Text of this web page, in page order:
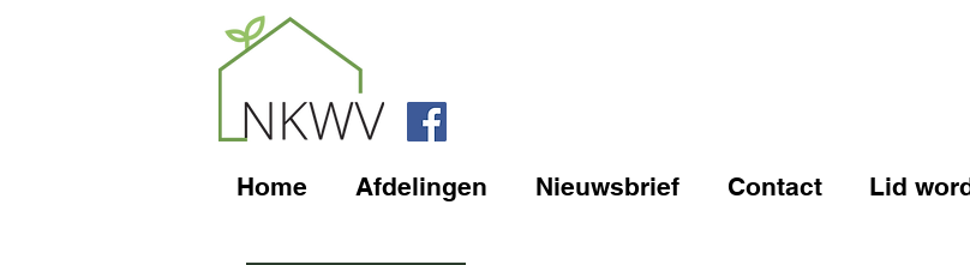
Home Afdelingen Nieuwsbrief Contact Lid